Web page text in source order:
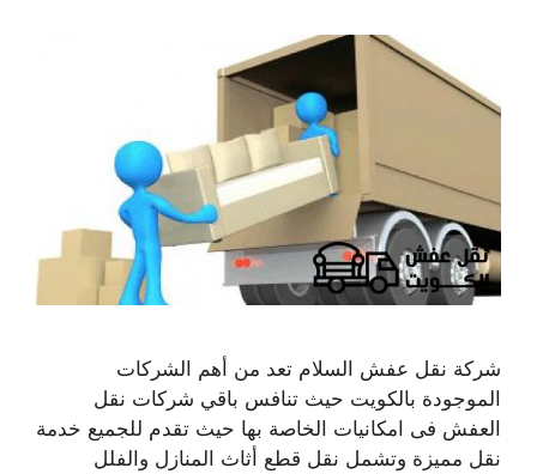
شركة نقل عفش السلام تعد من أهم الشركات
الموجودة بالكويت حيث تنافس باقي شركات نقل
العفش فى امكانيات الخاصة بها حيث تقدم للجميع خدمة
نقل مميزة وتشمل نقل قطع أثاث المنازل والفلل